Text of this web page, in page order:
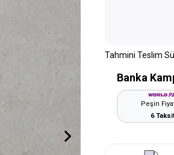
Tahmini Teslim
Banka
Peşin
6